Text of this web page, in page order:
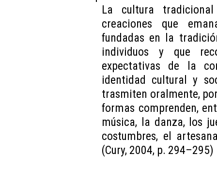
La cultura
creaciones que
fundadas en la
individuos y que
expectativas de la
identidad cultural y
trasmiten oralmente,
formas comprenden,
música, la danza, los
costumbres, el
(Cury, 2004, p. 294–295)